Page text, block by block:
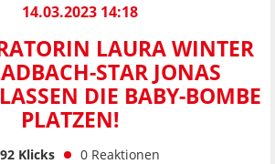
14.03.2023 14:18
LAURA WINTER
STAR JONAS
DIE BABY-BOMBE
PLATZEN!
Klicks 0 Reaktionen